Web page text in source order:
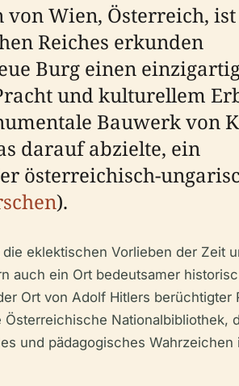
Wien, Österreich,
Reiches erkunden
Burg einen
und kulturellem
Bauwerk von
darauf abzielte, ein
österreichisch-
).
eklektischen Vorlieben der Zeit
auch ein Ort bedeutsamer
Ort von Adolf Hitlers berüchtigter
Nationalbibliothek,
und pädagogisches Wahrzeichen